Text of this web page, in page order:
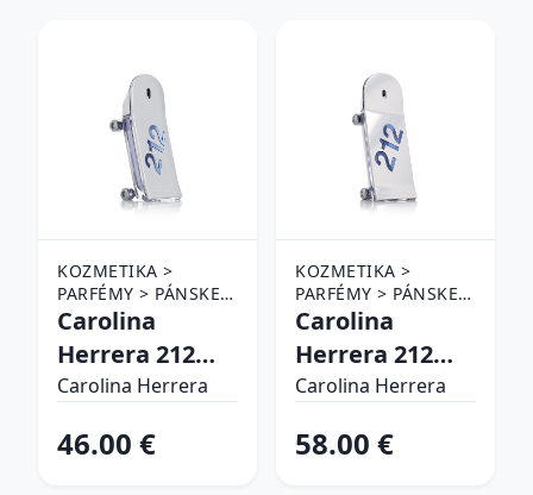
KOZMETIKA >
PARFÉMY > PÁNSKE
PARFÉMY > PÁNSKE
Carolina
Herrera 212
Men Heroes
EDT 50 ml M
Carolina Herrera
46.00 €
KOZMETIKA >
PARFÉMY > PÁNSKE
PARFÉMY > PÁNSKE
Carolina
Herrera 212
Men Heroes
EDT 90 ml M
Carolina Herrera
58.00 €